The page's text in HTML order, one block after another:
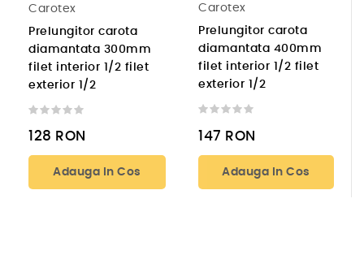
Carotex
Prelungitor carota
diamantata 300mm
filet interior 1/2 filet
exterior 1/2
128 RON
Adauga In Cos
Carotex
Prelungitor carota
diamantata 400mm
filet interior 1/2 filet
exterior 1/2
147 RON
Adauga In Cos